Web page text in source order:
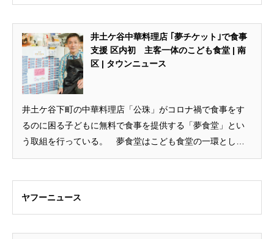
井土ケ谷中華料理店 ｢夢チケット｣で食事
支援 区内初 主客一体のこども食堂 | 南
区 | タウンニュース
井土ケ谷下町の中華料理店「公珠」がコロナ禍で食事をす
るのに困る子どもに無料で食事を提供する「夢食堂」とい
う取組を行っている。 夢食堂はこども食堂の一環とし
て、全国で展開...
ヤフーニュース